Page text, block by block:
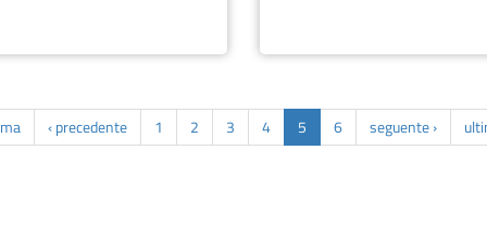
‹ precedente 1 2 3 4 5 6 seguente ›